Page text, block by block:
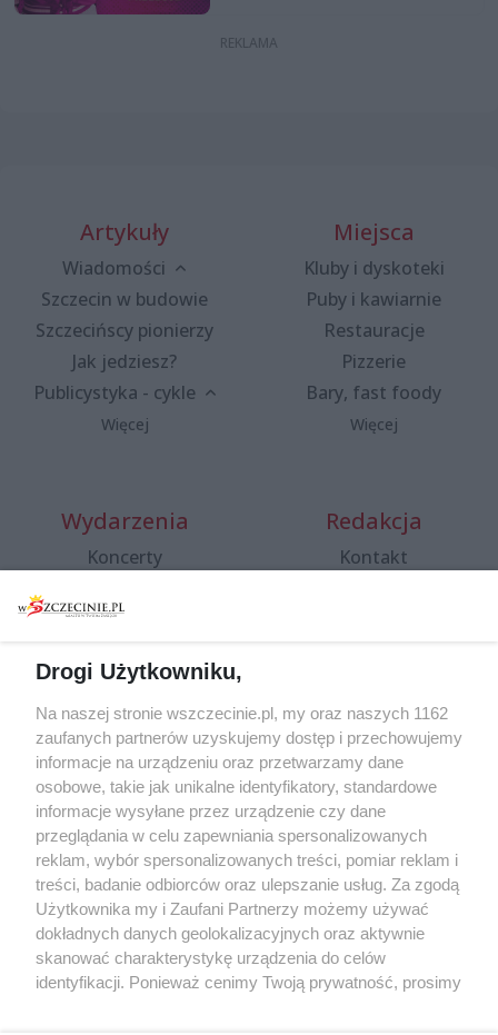
Artykuły
Wiadomości
Szczecin w budowie
Szczecińscy pionierzy
Jak jedziesz?
Publicystyka - cykle
Więcej
Miejsca
Kluby i dyskoteki
Puby i kawiarnie
Restauracje
Pizzerie
Bary, fast foody
Więcej
Wydarzenia
Koncerty
Spacery i oprowadzania
targi
Wernisaże
Więcej
Redakcja
Kontakt
Specjalny koncert z okazji
20. urodzin portalu
wSzczecinie.pl
Regulamin konkursów
śniadaniówka "Hej
Szczecin! Jest piątek!"
Partnerzy
Praca Szczecin
Drogi Użytkowniku,
Na naszej stronie wszczecinie.pl, my oraz naszych 1162
zaufanych partnerów uzyskujemy dostęp i przechowujemy
informacje na urządzeniu oraz przetwarzamy dane
osobowe, takie jak unikalne identyfikatory, standardowe
informacje wysyłane przez urządzenie czy dane
przeglądania w celu zapewniania spersonalizowanych
reklam, wybór spersonalizowanych treści, pomiar reklam i
treści, badanie odbiorców oraz ulepszanie usług. Za zgodą
Użytkownika my i Zaufani Partnerzy możemy używać
dokładnych danych geolokalizacyjnych oraz aktywnie
skanować charakterystykę urządzenia do celów
identyfikacji. Ponieważ cenimy Twoją prywatność, prosimy